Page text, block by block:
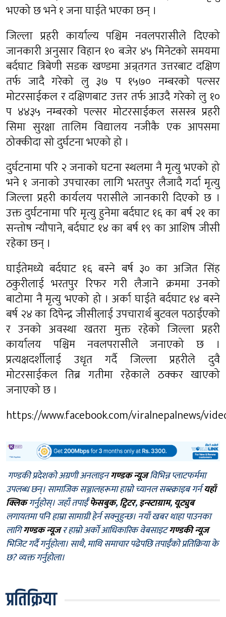
भएको छ भने १ जना घाईते भएका छन् ।
जिल्ला प्रहरी कार्याल्य पश्चिम नवलपरासीले दिएको
जानकारी अनुसार विहान १० बजेर ४५ मिनेटको समयमा
बर्दघाट त्रिबेणी सडक खण्डमा अन्र्तगत उत्तरबाट दक्षिण
तर्फ जादै गरेको लु ३७ प १५७० नम्बरको पल्सर
मोटरसाईकल र दक्षिणबाट उत्तर तर्फ आउदै गरेको लु १०
प ४४३५ नम्बरको पल्सर मोटरसाईकल ससस्त्र प्रहरी
सिमा सुरक्षा तालिम विद्यालय नजीकै एक आपसमा
ठोक्कीदा सो दुर्घटना भएको हो ।
दुर्घटनामा परि २ जनाको घटना स्थलमा नै मृत्यु भएको हो
भने १ जनाको उपचारका लागि भरतपुर लैजादै गर्दा मृत्यु
जिल्ला प्रहरी कार्यलय परासीले जानकारी दिएको छ ।
उक्त दुर्घटनामा परि मृत्यु हुनेमा बर्दघाट १६ का बर्ष २१ का
सन्तोष न्यौपाने, बर्दघाट १४ का बर्ष १९ का आशिष जीसी
रहेका छन् ।
घाईतेमध्ये बर्दघाट १६ बस्ने बर्ष ३० का अजित सिंह
ठकुरीलाई भरतपुर रिफर गरी लैजाने क्रममा उनको
बाटोमा नै मृत्यु भएको हो । अर्का घाईते बर्दघाट १४ बस्ने
बर्ष २४ का दिपेन्द्र जीसीलाई उपचारार्थ बुटवल पठाईएको
र उनको अवस्था खतरा मुक्त रहेको जिल्ला प्रहरी
कार्यालय पश्चिम नवलपरासीले जनाएको छ ।
प्रत्यक्षदर्शीलाई उधृत गर्दै जिल्ला प्रहरीले दुवै
मोटरसाईकल तिब्र गतीमा रहेकाले ठक्कर खाएको
जनाएको छ ।
https://www.facebook.com/viralnepalnews/
गण्डकी प्रदेशको अग्रणी अनलाइनगण्डक न्यूजविभिन्न प्लाटफर्ममा
उपलब्ध छन्। सामाजिक सञ्जालहरूमा हाम्रो च्यानल सब्स्क्राइब गर्नयहाँ
क्लिकगर्नुहोस्। जहाँ तपाईँफेसबुक,ट्विटर,इन्स्टाग्राम, यूट्युब
लगायतमा पनि हाम्रा सामाग्री हेर्न सक्नुहुन्छ। नयाँ खबर थाहा पाउनका
लागिगण्डक न्यूजर हाम्रो अर्को आधिकारिक वेबसाइटगण्डकी न्यूज
भिजिट गर्दै गर्नुहोला। साथै, माथि समाचार पढेपछि तपाईँको प्रतिक्रिया के
छ? व्यक्त गर्नुहोला।
प्रतिक्रिया